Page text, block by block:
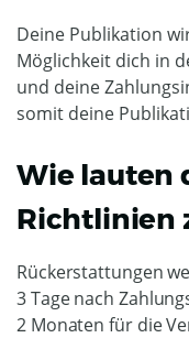
Deine Publikation
Möglichkeit dich in
und deine
somit deine
Wie lauten
Richtlinien
Rückerstattungen
3 Tage nach
2 Monaten für die